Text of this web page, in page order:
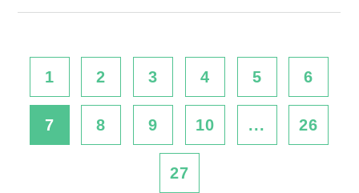
1 2 3 4 5 6
7 8 9 10 ... 26
27